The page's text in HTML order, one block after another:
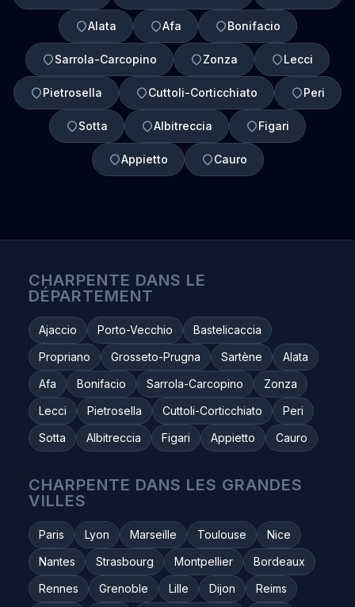
Alata Afa Bonifacio
Sarrola-Carcopino Zonza Lecci
Pietrosella Cuttoli-Corticchiato Peri
Sotta Albitreccia Figari
Appietto Cauro
CHARPENTE DANS LE
DÉPARTEMENT
Ajaccio Porto-Vecchio
Bastelicaccia
Propriano
Grosseto-Prugna Sartène
Alata
Afa
Bonifacio Sarrola-Carcopino
Zonza
Lecci
Pietrosella Cuttoli-Corticchiato
Peri
Sotta
Albitreccia Figari Appietto Cauro
CHARPENTE DANS LES GRANDES
VILLES
Paris Lyon Marseille Toulouse
Nice
Nantes
Strasbourg Montpellier
Bordeaux
Rennes
Grenoble Lille Dijon
Reims